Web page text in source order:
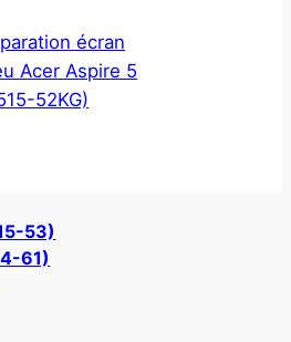
écran
Acer Aspire 5
52KG)
53)
61)